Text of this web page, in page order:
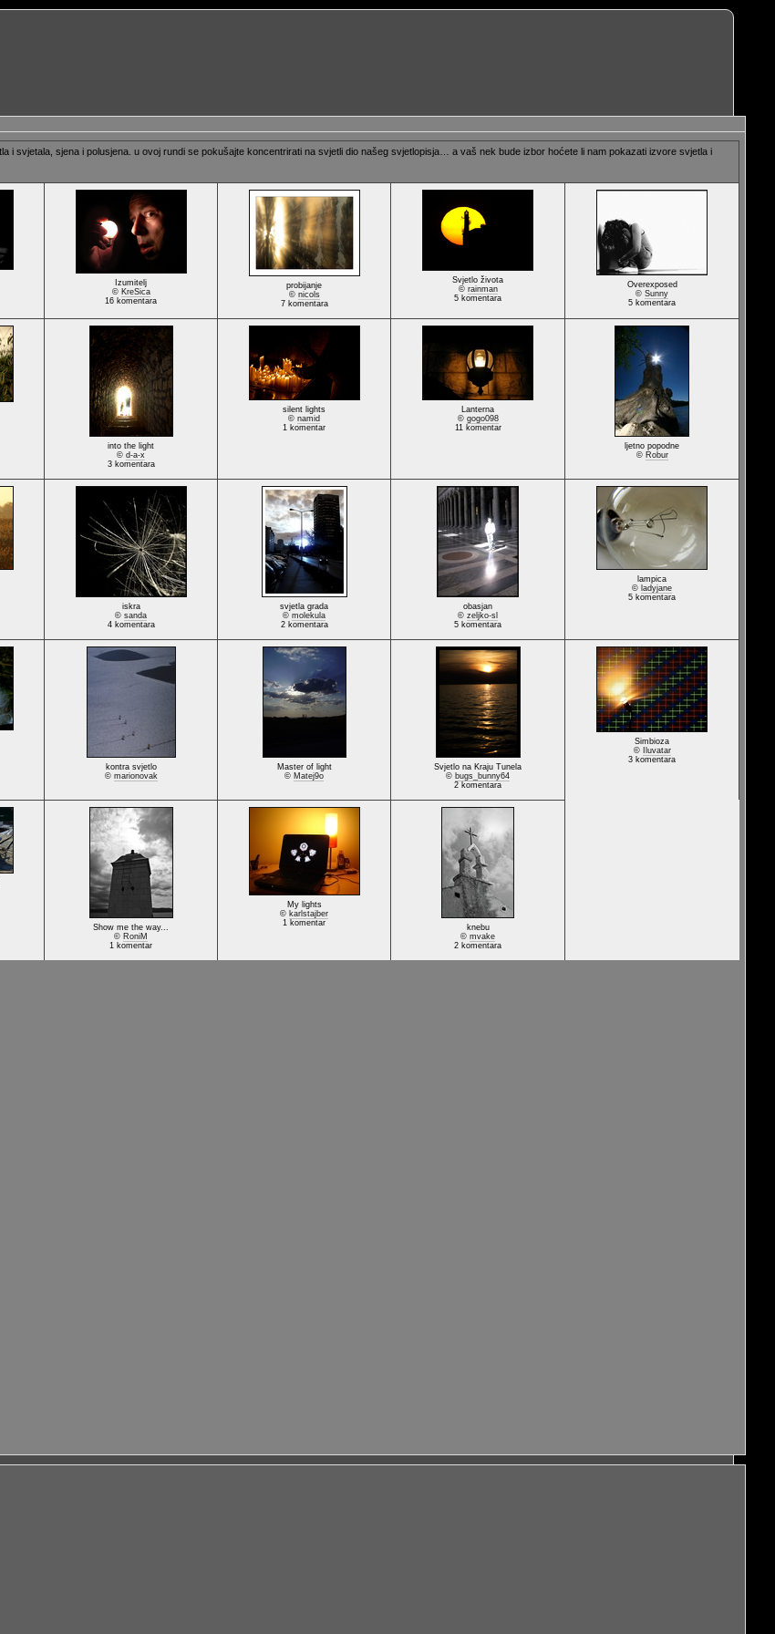
i svjetala, sjena i polusjena. u ovoj rundi se pokušajte koncentrirati na svjetli dio našeg svjetlopisja… a vaš nek bude izbor hoćete li nam pokazati izvore svjetla i
Izumitelj
© KreSica
16 komentara
probijanje
© nicols
7 komentara
Svjetlo života
© rainman
5 komentara
Overexposed
©Sunny
5 komentara
into the light
©d-a-x
3 komentara
silent lights
©namid
1 komentar
Lanterna
© gogo098
11 komentar
ljetno popodne
© Robur
iskra
©sanda
4 komentara
svjetla grada
©molekula
2 komentara
obasjan
©zeljko-sl
5 komentara
lampica
© ladyjane
5 komentara
kontra svjetlo
© marionovak
Master of light
© Matej9o
Svjetlo na Kraju Tunela
© bugs_bunny64
2 komentara
Simbioza
©
Iluvatar
3 komentara
Show me the way...
© RoniM
1 komentar
My lights
© karlstajber
1 komentar
knebu
©mvake
2 komentara